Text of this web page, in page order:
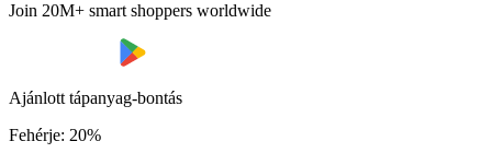
Join 20M+ smart shoppers worldwide
Ajánlott tápanyag-bontás
Fehérje: 20%